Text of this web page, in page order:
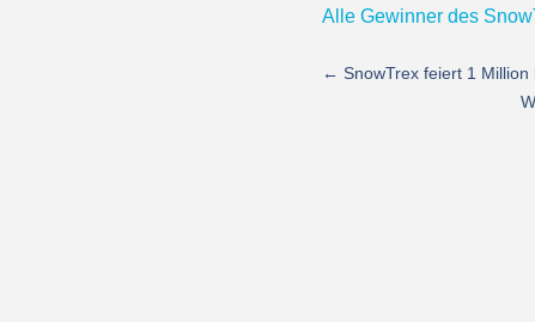
Alle Gewinner des
← SnowTrex feiert 1 Million